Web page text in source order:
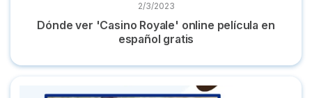
2/3/2023
Dónde ver 'Casino Royale' online película en
español gratis
Dónde ver 'Intocable' la película gratis y en castellano